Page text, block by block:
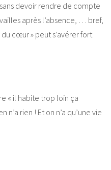
devoir rendre de compte
après l’absence, … bref,
cœur » peut s’avérer fort
« il habite trop loin ça
rien ! Et on n’a qu’une vie